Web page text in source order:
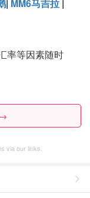
| MM6马吉拉 |
率等因素随时
via our links.